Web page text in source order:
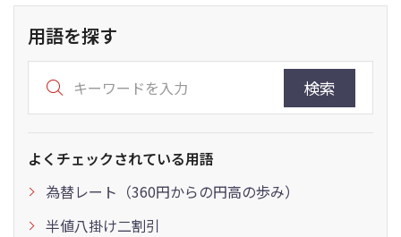
用語を探す
検索
よくチェックされている用語
為替レート（360円からの円高の歩み）
半値八掛け二割引